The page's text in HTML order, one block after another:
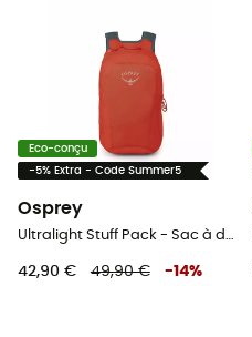
Eco-conçu
-5% Extra - Code Summer5
Osprey
Ultralight Stuff Pack - Sac à dos de voyage
42,90 € 49,90 € -14%